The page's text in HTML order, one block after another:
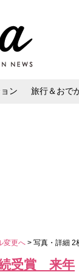
ン 旅行＆おで
変更へ > 写真・詳細 2
続受賞 来年